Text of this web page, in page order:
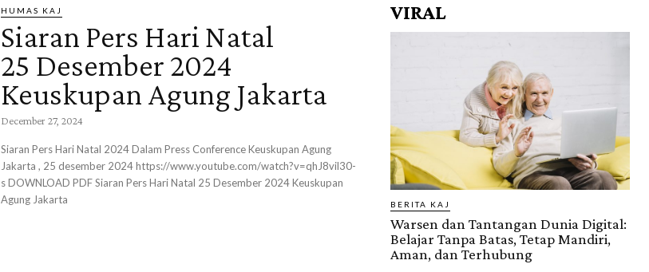
HUMAS KAJ
Siaran Pers Hari Natal
25 Desember 2024
Keuskupan Agung Jakarta
December 27, 2024
Siaran Pers Hari Natal 2024 Dalam Press Conference Keuskupan Agung
Jakarta , 25 desember 2024 https://www.youtube.com/watch?v=qhJ8vil30-
s DOWNLOAD PDF Siaran Pers Hari Natal 25 Desember 2024 Keuskupan
Agung Jakarta
VIRAL
BERITA KAJ
Warsen dan Tantangan Dunia Digital:
Belajar Tanpa Batas, Tetap Mandiri,
Aman, dan Terhubung